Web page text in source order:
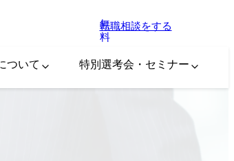
無
料
転職相談をする
ついて 特別選考会・セミナー